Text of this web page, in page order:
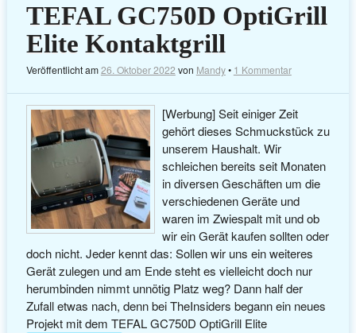
TEFAL GC750D OptiGrill
Elite Kontaktgrill
Veröffentlicht am26. Oktober 2022 von Mandy• 1 Kommentar
[Werbung] Seit einiger Zeit
gehört dieses Schmuckstück zu
unserem Haushalt. Wir
schleichen bereits seit Monaten
in diversen Geschäften um die
verschiedenen Geräte und
waren im Zwiespalt mit und ob
wir ein Gerät kaufen sollten oder
doch nicht. Jeder kennt das: Sollen wir uns ein weiteres
Gerät zulegen und am Ende steht es vielleicht doch nur
herumbinden nimmt unnötig Platz weg? Dann half der
Zufall etwas nach, denn bei TheInsiders begann ein neues
Projekt mit dem TEFAL GC750D OptiGrill Elite